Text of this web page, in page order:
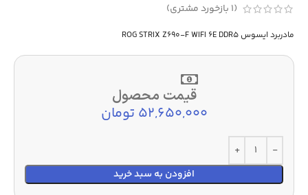
(
1 بازخورد مشتری)
مادربرد ایسوس ROG STRIX Z690-F WIFI 6E DDR5
قیمت محصول
52,650,000 تومان
افزودن به سبد خرید